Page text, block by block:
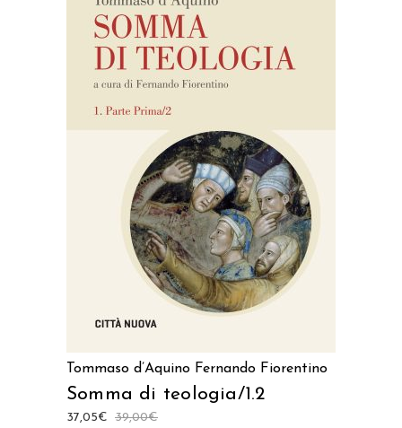
AGGIUNGI AL CARRELLO
Tommaso d’Aquino Fernando Fiorentino
Somma di teologia/1.2
39,00€
37,05€